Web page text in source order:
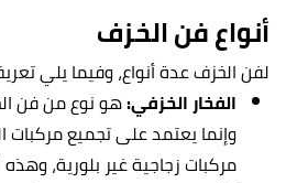
أنواع فن الخزف
لفن الخزف عدة أنواع، وفيما يلي
الفخار الخزفي:هو نوع من فن
وإنما يعتمد على تجميع مركبات
مركبات زجاجية غير بلورية، وهذه